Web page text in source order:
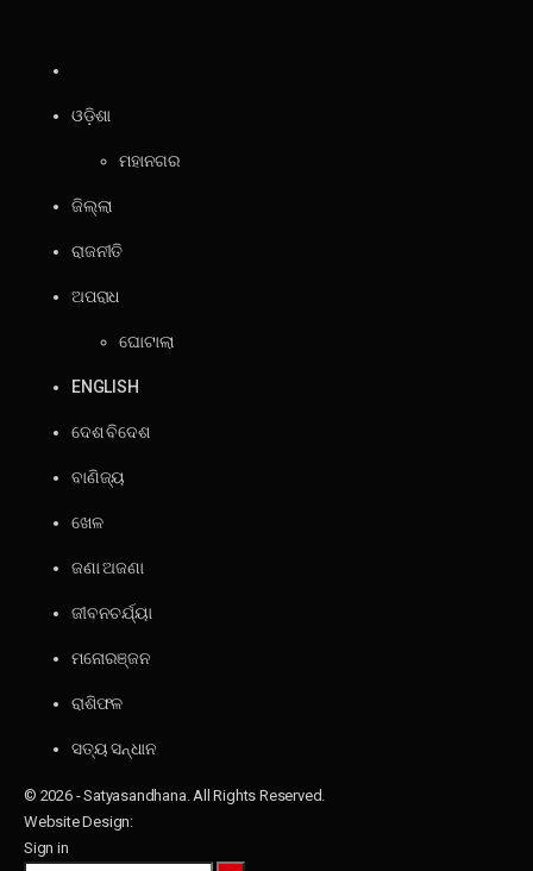
ଓଡ଼ିଶା
ମହାନଗର
ଜିଲ୍ଲା
ରାଜନୀତି
ଅପରାଧ
ଘୋଟାଲା
ENGLISH
ଦେଶ ବିଦେଶ
ବାଣିଜ୍ୟ
ଖେଳ
ଜଣା ଅଜଣା
ଜୀବନଚର୍ଯ୍ୟା
ମନୋରଞ୍ଜନ
ରାଶିଫଳ
ସତ୍ୟ ସନ୍ଧାନ
© 2026 - Satyasandhana. All Rights Reserved.
Website Design:
Sign in